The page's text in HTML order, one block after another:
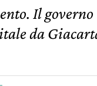
Il governo
da